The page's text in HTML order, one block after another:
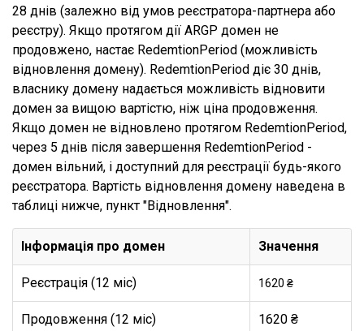
28 днів (залежно від умов реєстратора-партнера або
реєстру). Якщо протягом дії ARGP домен не
продовжено, настає RedemtionPeriod (можливість
відновлення домену). RedemtionPeriod діє 30 днів,
власнику домену надається можливість відновити
домен за вищою вартістю, ніж ціна продовження.
Якщо домен не відновлено протягом RedemtionPeriod,
через 5 днів після завершення RedemtionPeriod -
домен вільний, і доступний для реєстрації будь-якого
реєстратора. Вартість відновлення домену наведена в
таблиці нижче, пункт "Відновлення".
Інформація про домен Значення
Реєстрація (12 міс) 1620 ₴
Продовження (12 міс) 1620 ₴